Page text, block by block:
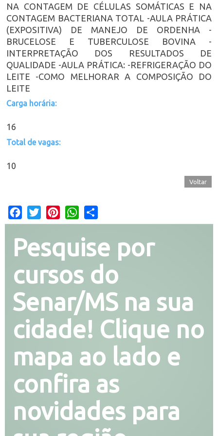
NA CONTAGEM DE CÉLULAS SOMÁTICAS E NA
CONTAGEM BACTERIANA TOTAL -AULA PRÁTICA
(EXPOSITIVA) DE MANEJO DE ORDENHA -
BRUCELOSE E TUBERCULOSE BOVINA -
INTERPRETAÇÃO DOS RESULTADOS DE
QUALIDADE -AULA PRÁTICA: -REFRIGERAÇÃO DO
LEITE -COMO MELHORAR A COMPOSIÇÃO DO
LEITE
Carga horária:
16
Total de vagas:
10
Voltar
Facebook
Twitter PinterestWhatsApp
Pesquise por
cursos do
Senar/MS na sua
cidade! Clique no
mapa ao lado e
confira as
novidades para